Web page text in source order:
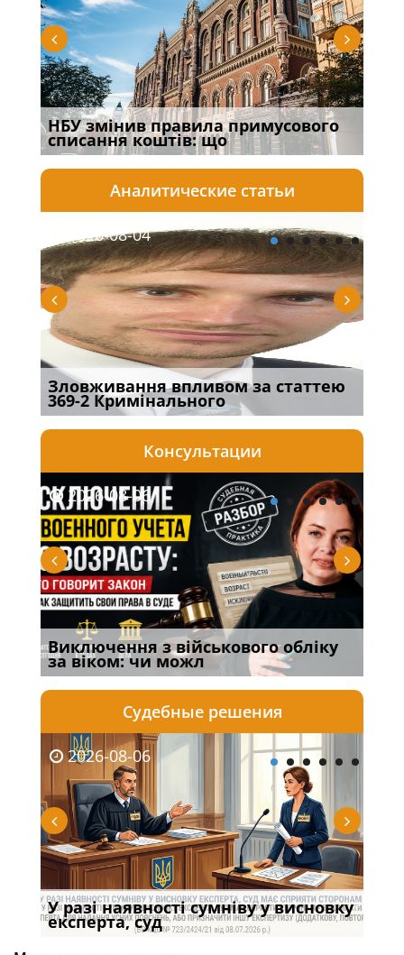
НБУ змінив правила примусового
списання коштів: що
Аналитические статьи
2026-08-04
Зловживання впливом за статтею
369-2 Кримінального
Консультации
2026-08-06
Виключення з військового обліку
за віком: чи можл
Судебные решения
2026-08-06
У разі наявності сумніву у висновку
експерта, суд